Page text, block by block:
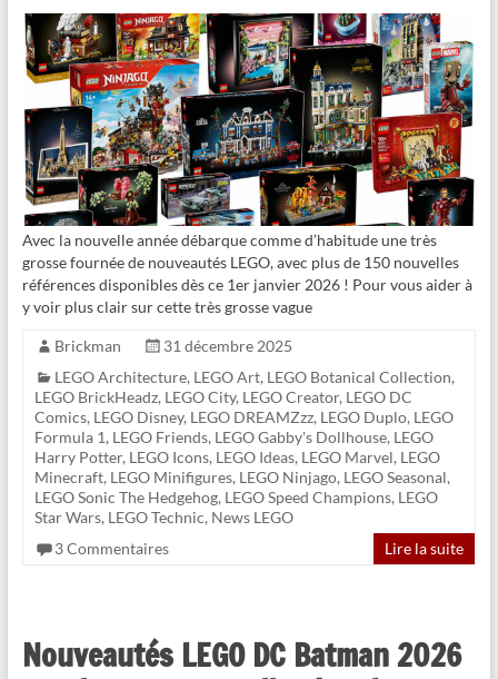
Avec la nouvelle année débarque comme d’habitude une très
grosse fournée de nouveautés LEGO, avec plus de 150 nouvelles
références disponibles dès ce 1er janvier 2026 ! Pour vous aider à
y voir plus clair sur cette très grosse vague
Brickman
31 décembre 2025
LEGO Architecture, LEGO Art, LEGO Botanical Collection,
LEGO BrickHeadz, LEGO City, LEGO Creator, LEGO DC
Comics, LEGO Disney, LEGO DREAMZzz, LEGO Duplo, LEGO
Formula 1, LEGO Friends, LEGO Gabby's Dollhouse, LEGO
Harry Potter, LEGO Icons, LEGO Ideas, LEGO Marvel, LEGO
Minecraft, LEGO Minifigures, LEGO Ninjago, LEGO Seasonal,
LEGO Sonic The Hedgehog, LEGO Speed Champions, LEGO
Star Wars, LEGO Technic, News LEGO
3 Commentaires
Lire la suite
Nouveautés LEGO DC Batman 2026